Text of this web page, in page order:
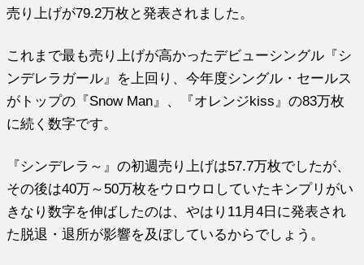
売り上げが79.2万枚と発表されました。
これまで最も売り上げが高かったデビューシングル『シ
ンデレラガール』を上回り、今年度シングル・セールス
がトップの『Snow Man』、『オレンジkiss』の83万枚
に続く数字です。
『シンデレラ～』の初週売り上げは57.7万枚でしたが、
その後は40万～50万枚をウロウロしていたキンプリがい
きなり数字を伸ばしたのは、やはり11月4日に発表され
た脱退・退所が影響を及ぼしているからでしょう。